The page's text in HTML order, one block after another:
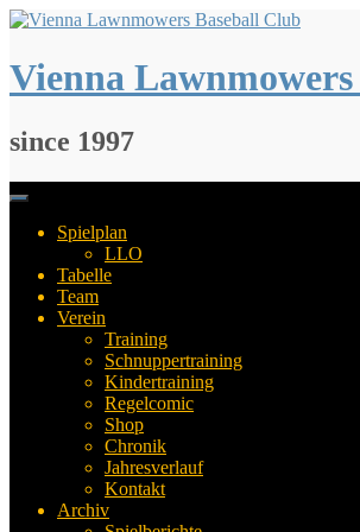
Springe
Inhalt
Vienna
since 1997
Spielplan
LLO
Tabelle
Team
Verein
Training
Schnuppertraining
Kindertraining
Regelcomic
Shop
Chronik
Jahresverlauf
Kontakt
Archiv